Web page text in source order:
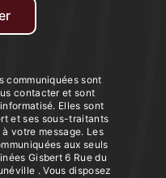
communiquées sont
contacter et sont
Elles sont
et ses sous-traitants
votre message. Les
aux seuls
Gisbert 6 Rue du
. Vous disposez